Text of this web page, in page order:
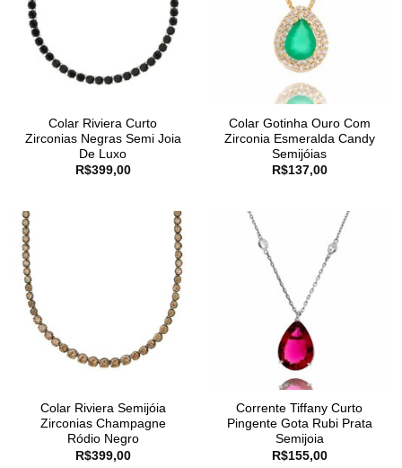
Colar Riviera Curto
Zirconias Negras Semi Joia
De Luxo
R$399,00
Colar Gotinha Ouro Com
Zirconia Esmeralda Candy
Semijóias
R$137,00
Colar Riviera Semijóia
Zirconias Champagne
Ródio Negro
R$399,00
Corrente Tiffany Curto
Pingente Gota Rubi Prata
Semijoia
R$155,00